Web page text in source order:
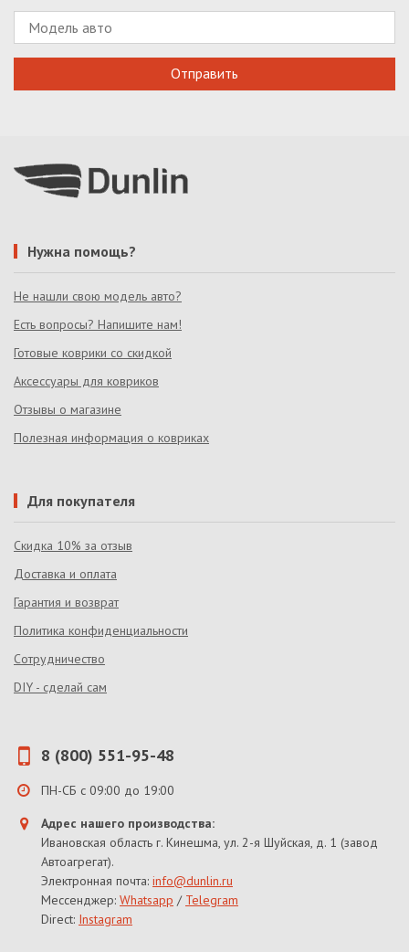
Нужна помощь?
Не нашли свою модель авто?
Есть вопросы? Напишите нам!
Готовые коврики со скидкой
Аксессуары для ковриков
Отзывы о магазине
Полезная информация о ковриках
Для покупателя
Скидка 10% за отзыв
Доставка и оплата
Гарантия и возврат
Политика конфиденциальности
Сотрудничество
DIY - сделай сам
8 (800) 551-95-48
ПН-СБ с 09:00 до 19:00
Адрес нашего производства:
Ивановская область г. Кинешма, ул. 2-я Шуйская, д. 1 (завод
Автоагрегат).
Электронная почта: info@dunlin.ru
Мессенджер: Whatsapp / Telegram
Direct: Instagram